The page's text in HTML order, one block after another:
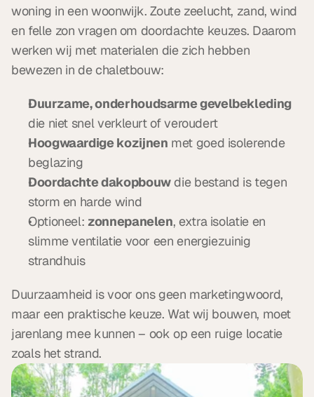
woning in een woonwijk. Zoute zeelucht, zand, wind
en felle zon vragen om doordachte keuzes. Daarom
werken wij met materialen die zich hebben
bewezen in de chaletbouw:
Duurzame, onderhoudsarme gevelbekleding
die niet snel verkleurt of veroudert
Hoogwaardige kozijnen met goed isolerende
beglazing
Doordachte dakopbouw die bestand is tegen
storm en harde wind
Optioneel: zonnepanelen, extra isolatie en
slimme ventilatie voor een energiezuinig
strandhuis
Duurzaamheid is voor ons geen marketingwoord,
maar een praktische keuze. Wat wij bouwen, moet
jarenlang mee kunnen – ook op een ruige locatie
zoals het strand.